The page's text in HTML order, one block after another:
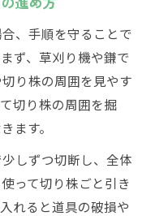
、手順を守ることで
ず、草刈り機や鎌で
り株の周囲を見やす
切り株の周囲を掘
ます。
しずつ切断し、全体
って切り株ごと引き
れると道具の破損や